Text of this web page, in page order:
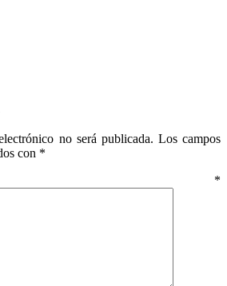
no será publicada. Los campos
con *
*